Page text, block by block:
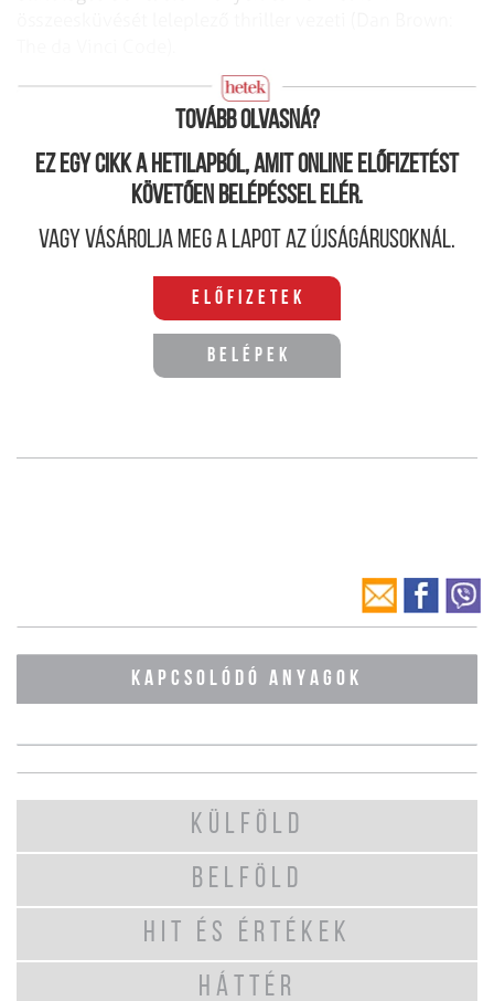
Tovább olvasná?
Ez egy cikk a hetilapból, amit online előfizetést
követően belépéssel elér.
Vagy vásárolja meg a lapot az újságárusoknál.
Előfizetek
Belépek
KAPCSOLÓDÓ ANYAGOK
KÜLFÖLD
BELFÖLD
HIT ÉS ÉRTÉKEK
HÁTTÉR